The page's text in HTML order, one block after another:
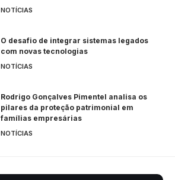
NOTÍCIAS
O desafio de integrar sistemas legados
com novas tecnologias
NOTÍCIAS
Rodrigo Gonçalves Pimentel analisa os
pilares da proteção patrimonial em
famílias empresárias
NOTÍCIAS